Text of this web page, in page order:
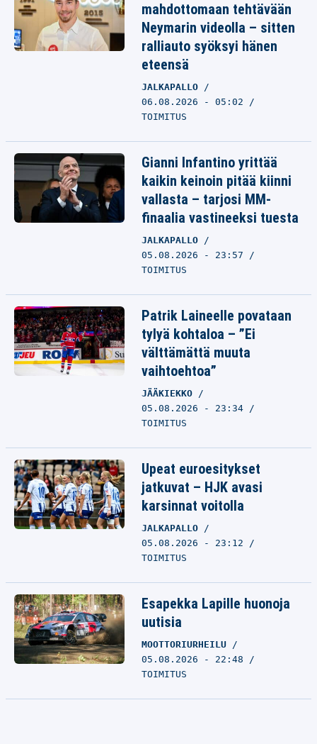
mahdottomaan tehtävään
Neymarin videolla – sitten
ralliauto syöksyi hänen
eteensä
JALKAPALLO
06.08.2026 - 05:02
TOIMITUS
Gianni Infantino yrittää
kaikin keinoin pitää kiinni
vallasta – tarjosi MM-
finaalia vastineeksi tuesta
JALKAPALLO
05.08.2026 - 23:57
TOIMITUS
Patrik Laineelle povataan
tylyä kohtaloa – ”Ei
välttämättä muuta
vaihtoehtoa”
JÄÄKIEKKO
05.08.2026 - 23:34
TOIMITUS
Upeat euroesitykset
jatkuvat – HJK avasi
karsinnat voitolla
JALKAPALLO
05.08.2026 - 23:12
TOIMITUS
Esapekka Lapille huonoja
uutisia
MOOTTORIURHEILU
05.08.2026 - 22:48
TOIMITUS